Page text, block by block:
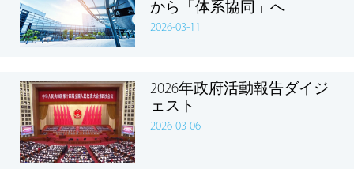
から「体系協同」へ
2026-03-11
2026年政府活動報告ダイジ
ェスト
2026-03-06